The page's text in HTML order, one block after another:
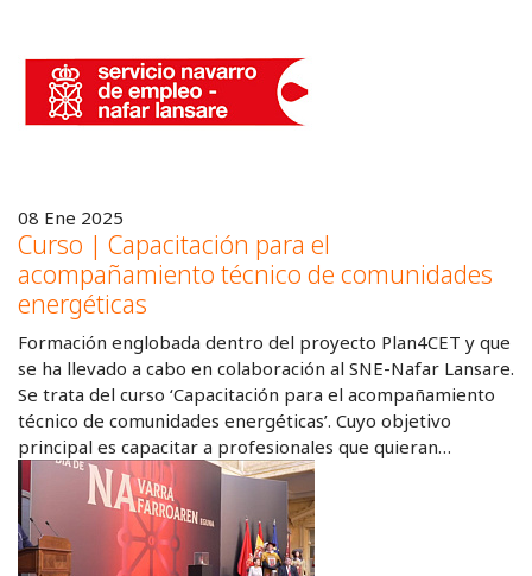
08 Ene 2025
Curso | Capacitación para el
acompañamiento técnico de comunidades
energéticas
Formación englobada dentro del proyecto Plan4CET y que
se ha llevado a cabo en colaboración al SNE-Nafar Lansare.
Se trata del curso ‘Capacitación para el acompañamiento
técnico de comunidades energéticas’. Cuyo objetivo
principal es capacitar a profesionales que quieran…